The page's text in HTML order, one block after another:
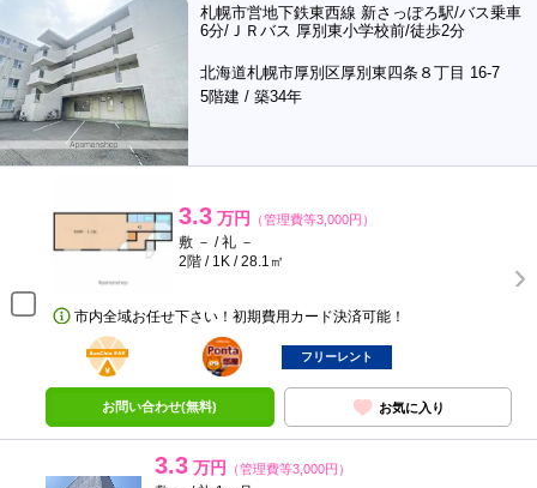
札幌市営地下鉄東西線 新さっぽろ駅/バス乗車
6分/ＪＲバス 厚別東小学校前/徒歩2分
北海道札幌市厚別区厚別東四条８丁目 16-7
5階建 / 築34年
3.3 万円 （管理費等3,000円）
敷 － / 礼 －
2階 / 1K / 28.1㎡
市内全域お任せ下さい！初期費用カード決済可能！
BunChinPAY
ポンタ
部屋
フリーレント
お問い合わせ(無料) お気に入り
3.3 万円 （管理費等3,000円）